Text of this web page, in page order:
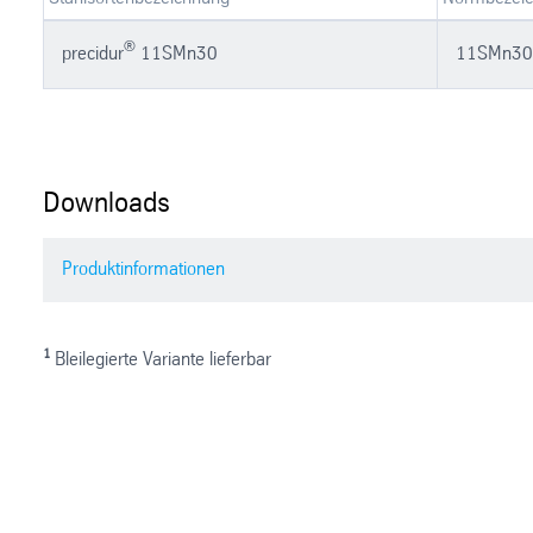
precidur® 11SMn30 11SMn30
Downloads
Produktinformationen
1 Bleilegierte Variante lieferbar